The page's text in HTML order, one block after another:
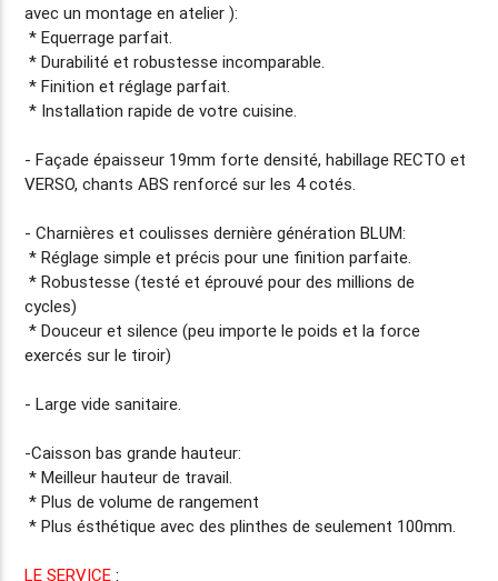
avec un montage en atelier ):
* Equerrage parfait.
* Durabilité et robustesse incomparable.
* Finition et réglage parfait.
* Installation rapide de votre cuisine.
- Façadeépaisseur 19mm forte densité, habillage RECTO et
VERSO, chants ABS renforcé sur les 4 cotés.
- Charnières et coulisses dernière génération BLUM:
* Réglage simple et précis pour une finition parfaite.
* Robustesse (testé et éprouvé pour des millions de
cycles)
* Douceur et silence (peu importe le poids et la force
exercés sur le tiroir)
- Large vide sanitaire.
-Caisson bas grande hauteur:
* Meilleur hauteur de travail.
* Plus de volume de rangement
* Plus ésthétique avec des plinthes de seulement 100mm.
LE SERVICE: